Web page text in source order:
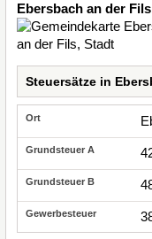
Ebersbach an der
Steuersätze in